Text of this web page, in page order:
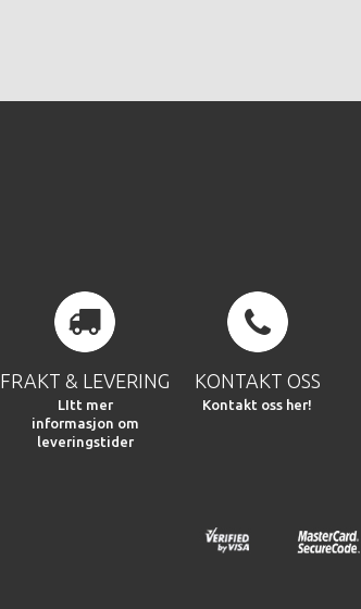
FRAKT & LEVERING
LItt mer
informasjon om
leveringstider
KONTAKT OSS
Kontakt oss her!